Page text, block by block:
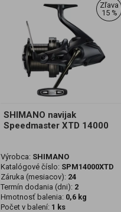
Zľava
15 %
SHIMANO navijak
Speedmaster XTD 14000
Výrobca: SHIMANO
Katalógové číslo: SPM14000XTD
Záruka (mesiacov): 24
Termín dodania (dni): 2
Hmotnosť balenia: 0,6 kg
Počet v balení: 1 ks